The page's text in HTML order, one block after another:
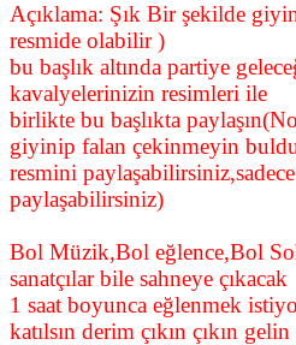
Açıklama: Şık Bir şekilde
resmide olabilir )
bu başlık altında partiye
kavalyelerinizin resimleri ile
birlikte bu başlıkta
giyinip falan çekinmeyin
resmini
paylaşabilirsiniz)
Bol Müzik,Bol eğlence,Bol
sanatçılar bile sahneye çıkacak
1 saat boyunca eğlenmek
katılsın derim çıkın çıkın